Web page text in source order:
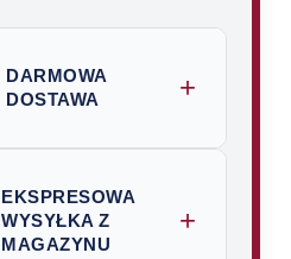
DARMOWA
DOSTAWA
+
EKSPRESOWA
WYSYŁKA Z
MAGAZYNU
+